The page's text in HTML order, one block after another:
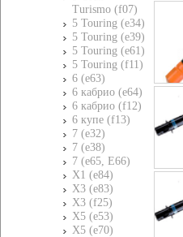
Turismo (f07)
5 Touring (e34)
5 Touring (e39)
5 Touring (e61)
5 Touring (f11)
6 (e63)
6 кабрио (e64)
6 кабрио (f12)
6 купе (f13)
7 (e32)
7 (e38)
7 (e65, E66)
X1 (e84)
X3 (e83)
X3 (f25)
X5 (e53)
X5 (e70)